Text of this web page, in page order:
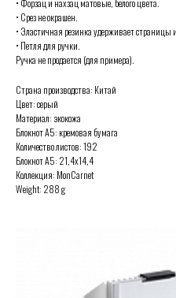
• Форзац и нахзац матовые, белого цвета.
• Срез не окрашен.
• Эластичная резинка удерживает страницы
• Петля для ручки.
Ручка не продается (для примера).
Страна производства: Китай
Цвет: серый
Материал: экокожа
Блокнот А5: кремовая бумага
Количество листов: 192
Блокнот А5: 21,4х14,4
Коллекция: MonCarnet
Weight: 288 g